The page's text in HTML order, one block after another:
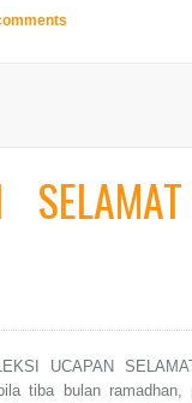
UCAPAN
tiba bulan